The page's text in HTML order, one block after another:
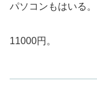
パソコンもはいる。
11000円。